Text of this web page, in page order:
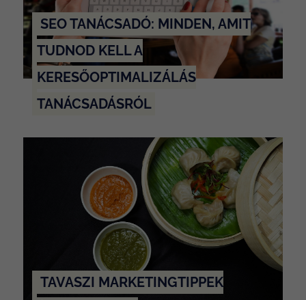
SEO TANÁCSADÓ: MINDEN, AMIT
TUDNOD KELL A
KERESŐOPTIMALIZÁLÁS
TANÁCSADÁSRÓL
TAVASZI MARKETINGTIPPEK